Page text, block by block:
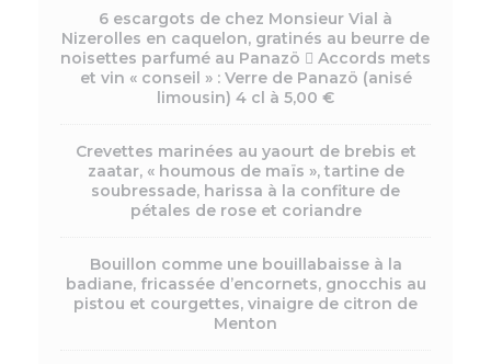
6 escargots de chez Monsieur Vial à
Nizerolles en caquelon, gratinés au beurre de
noisettes parfumé au Panazö  Accords mets
et vin « conseil » : Verre de Panazö (anisé
limousin) 4 cl à 5,00 €
Crevettes marinées au yaourt de brebis et
zaatar, « houmous de maïs », tartine de
soubressade, harissa à la confiture de
pétales de rose et coriandre
Bouillon comme une bouillabaisse à la
badiane, fricassée d’encornets, gnocchis au
pistou et courgettes, vinaigre de citron de
Menton